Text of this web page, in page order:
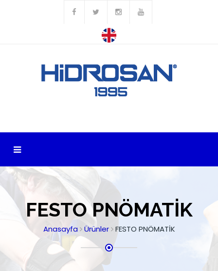
FESTO PNÖMATİK
Anasayfa Ürünler FESTO PNÖMATİK